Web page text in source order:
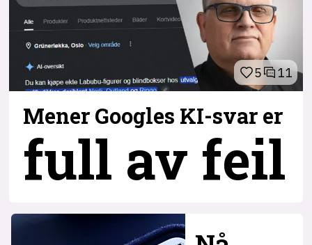
5 11
Mener Googles KI-svar er
full av feil